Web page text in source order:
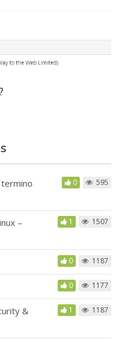
0 595
–
1 1507
0 1187
0 1177
&
1 1187